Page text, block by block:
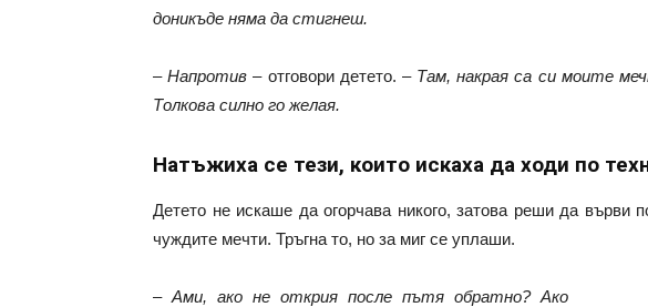
доникъде няма да стигнеш.
–Напротив – отговори детето. – Там, накрая са си моите
Толкова силно го желая.
Натъжиха се тези, които искаха да ходи по
Детето не искаше да огорчава никого, затова реши да върви
чуждите мечти. Тръгна то, но за миг се уплаши.
– Ами, ако не открия после пътя обратно? Ако